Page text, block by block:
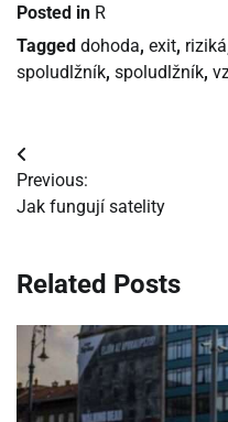
Posted in R
Tagged dohoda, exit, riziká
spoludlžník, spoludlžník,
Navigácia
v
Previous:
Jak fungují satelity
Related Posts